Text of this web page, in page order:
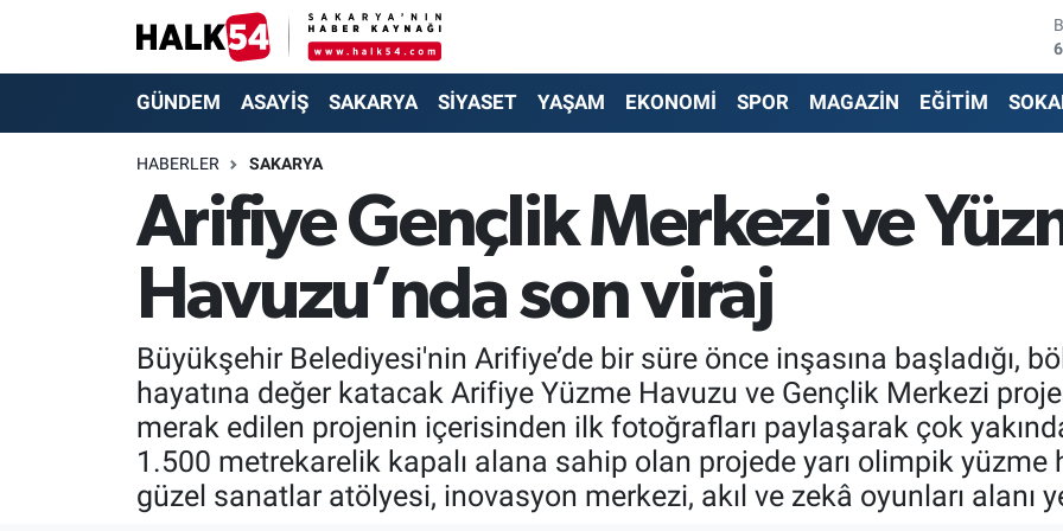
GÜNDEM ASAYİŞ SAKARYA SİYASET YAŞAM EKONOMİ SPOR MAGAZİN EĞİTİM
HABERLER SAKARYA
Arifiye Gençlik Merkezi ve
Havuzu’nda son viraj
Büyükşehir Belediyesi'nin Arifiye’de bir süre önce inşasına başladığı,
hayatına değer katacak Arifiye Yüzme Havuzu ve Gençlik Merkezi
merak edilen projenin içerisinden ilk fotoğrafları paylaşarak çok yakında
1.500 metrekarelik kapalı alana sahip olan projede yarı olimpik
güzel sanatlar atölyesi, inovasyon merkezi, akıl ve zekâ oyunları alanı
GÜNDEM
SAKARYA
EKONOMİ
SOKAK RÖPORTAJLARI
Adapazarı Nöbetçi Eczaneler
Adapazarı Trafik Yoğunluk Haritası
Süper Lig Puan Durumu ve Fikstür
Son Dakika Haberleri
Haber Arşivi